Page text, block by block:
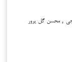
, محسن گل پرور